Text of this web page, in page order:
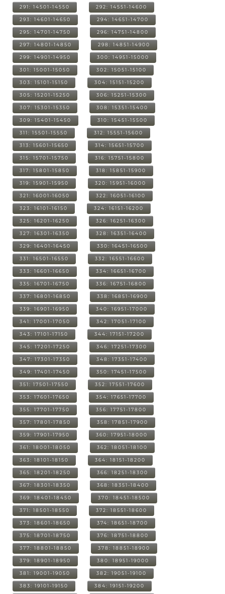
291: 14501-14550 292: 14551-14600
293: 14601-14650 294: 14651-14700
295: 14701-14750 296: 14751-14800
297: 14801-14850 298: 14851-14900
299: 14901-14950 300: 14951-15000
301: 15001-15050 302: 15051-15100
303: 15101-15150 304: 15151-15200
305: 15201-15250 306: 15251-15300
307: 15301-15350 308: 15351-15400
309: 15401-15450 310: 15451-15500
311: 15501-15550 312: 15551-15600
313: 15601-15650 314: 15651-15700
315: 15701-15750 316: 15751-15800
317: 15801-15850 318: 15851-15900
319: 15901-15950 320: 15951-16000
321: 16001-16050 322: 16051-16100
323: 16101-16150 324: 16151-16200
325: 16201-16250 326: 16251-16300
327: 16301-16350 328: 16351-16400
329: 16401-16450 330: 16451-16500
331: 16501-16550 332: 16551-16600
333: 16601-16650 334: 16651-16700
335: 16701-16750 336: 16751-16800
337: 16801-16850 338: 16851-16900
339: 16901-16950 340: 16951-17000
341: 17001-17050 342: 17051-17100
343: 17101-17150 344: 17151-17200
345: 17201-17250 346: 17251-17300
347: 17301-17350 348: 17351-17400
349: 17401-17450 350: 17451-17500
351: 17501-17550 352: 17551-17600
353: 17601-17650 354: 17651-17700
355: 17701-17750 356: 17751-17800
357: 17801-17850 358: 17851-17900
359: 17901-17950 360: 17951-18000
361: 18001-18050 362: 18051-18100
363: 18101-18150 364: 18151-18200
365: 18201-18250 366: 18251-18300
367: 18301-18350 368: 18351-18400
369: 18401-18450 370: 18451-18500
371: 18501-18550 372: 18551-18600
373: 18601-18650 374: 18651-18700
375: 18701-18750 376: 18751-18800
377: 18801-18850 378: 18851-18900
379: 18901-18950 380: 18951-19000
381: 19001-19050 382: 19051-19100
383: 19101-19150 384: 19151-19200